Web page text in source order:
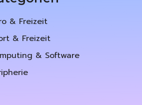
& Freizeit
& Freizeit
& Software